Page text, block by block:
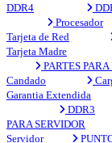
DDR4
Procesador
Tarjeta de Red
Tarjeta Madre
PARTES
Candado
Garantia Extendida
DDR3
PARA SERVIDOR
Servidor